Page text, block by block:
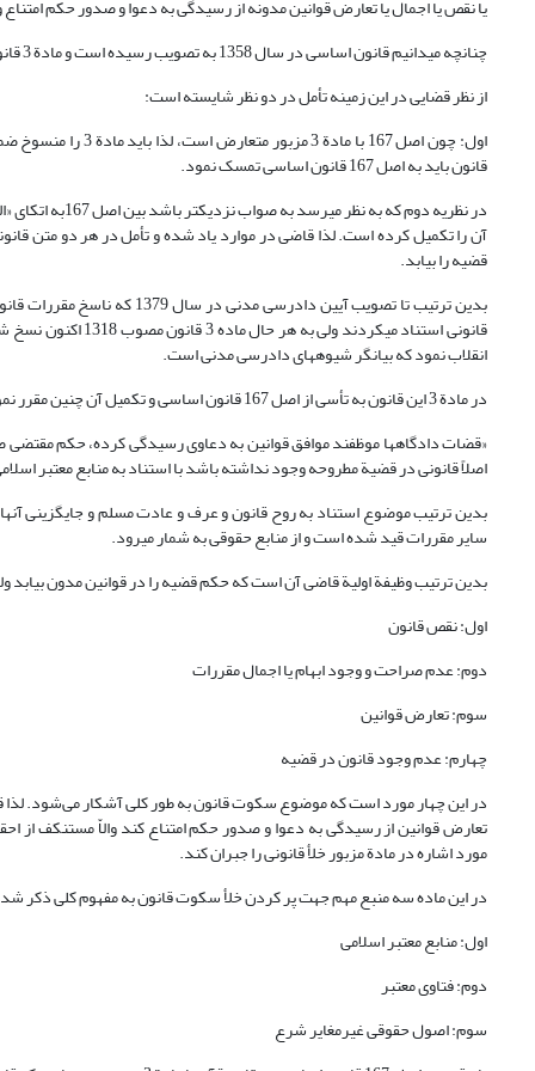
یا نقص یا اجمال یا تعارض قوانین مدونه از رسیدگی به دعوا و صدور حکم
چنانچه می­دانیم قانون اساسی در سال 1358 به تصویب رسیده است و مادة 3 قانون آیین دادرسی مدنی نیز در سال 1318 شمسی وضع شده است.
از نظر قضایی در این زمینه تأمل در دو نظر شایسته است:
قانون باید به اصل 167 قانون اساسی تمسک نمود.
در نظریه دوم که به نظر می­رسد به صواب نزدیک­تر باشد بین اصل 167به اتکای «الجمع مهما امکن اولی من الطرح
آن را تکمیل کرده است. لذا قاضی در موارد یاد شده و تأمل در هر دو متن
قضیه را بیابد.
انقلاب نمود که بیانگر شیوه­های دادرسی مدنی است.
در مادة 3 این قانون به تأسی از اصل 167 قانون اساسی و تکمیل آن چنین مقرر نمود:
«قضات دادگاه­ها موظفند موافق قوانین به دعاوی رسیدگی کرده، حکم
اصلاً قانونی در قضیة مطروحه وجود نداشته باشد با استناد به منابع معتبر
بدین ترتیب موضوع استناد به روح قانون و عرف و عادت مسلم و جایگزینی
سایر مقررات قید شده است و از منابع حقوقی به شمار می­رود.
بدین ترتیب وظیفة اولیة قاضی آن است که حکم قضیه را در قوانین مدون
اول: نقص قانون
دوم: عدم صراحت و وجود ابهام یا اجمال مقررات
سوم: تعارض قوانین
چهارم: عدم وجود قانون در قضیه
تعارض قوانین از رسیدگی به دعوا و صدور حکم امتناع کند والاّ مستنکف از
مورد اشاره در مادة مزبور خلأ قانونی را جبران کند.
در این ماده سه منبع مهم جهت پر کردن خلأ سکوت قانون به مفهوم کلی ذکر
اول: منابع معتبر اسلامی
دوم: فتاوی معتبر
سوم: اصول حقوقی غیرمغایر شرع